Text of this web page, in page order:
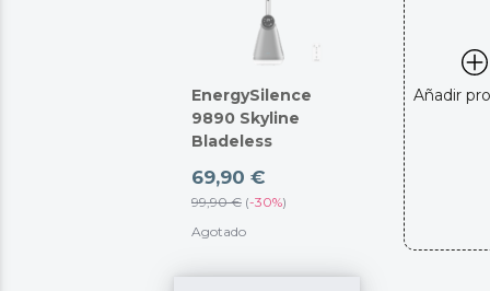
EnergySilence
9890 Skyline
Bladeless
69,90 €
99,90 € (-30%)
Agotado
Añadir